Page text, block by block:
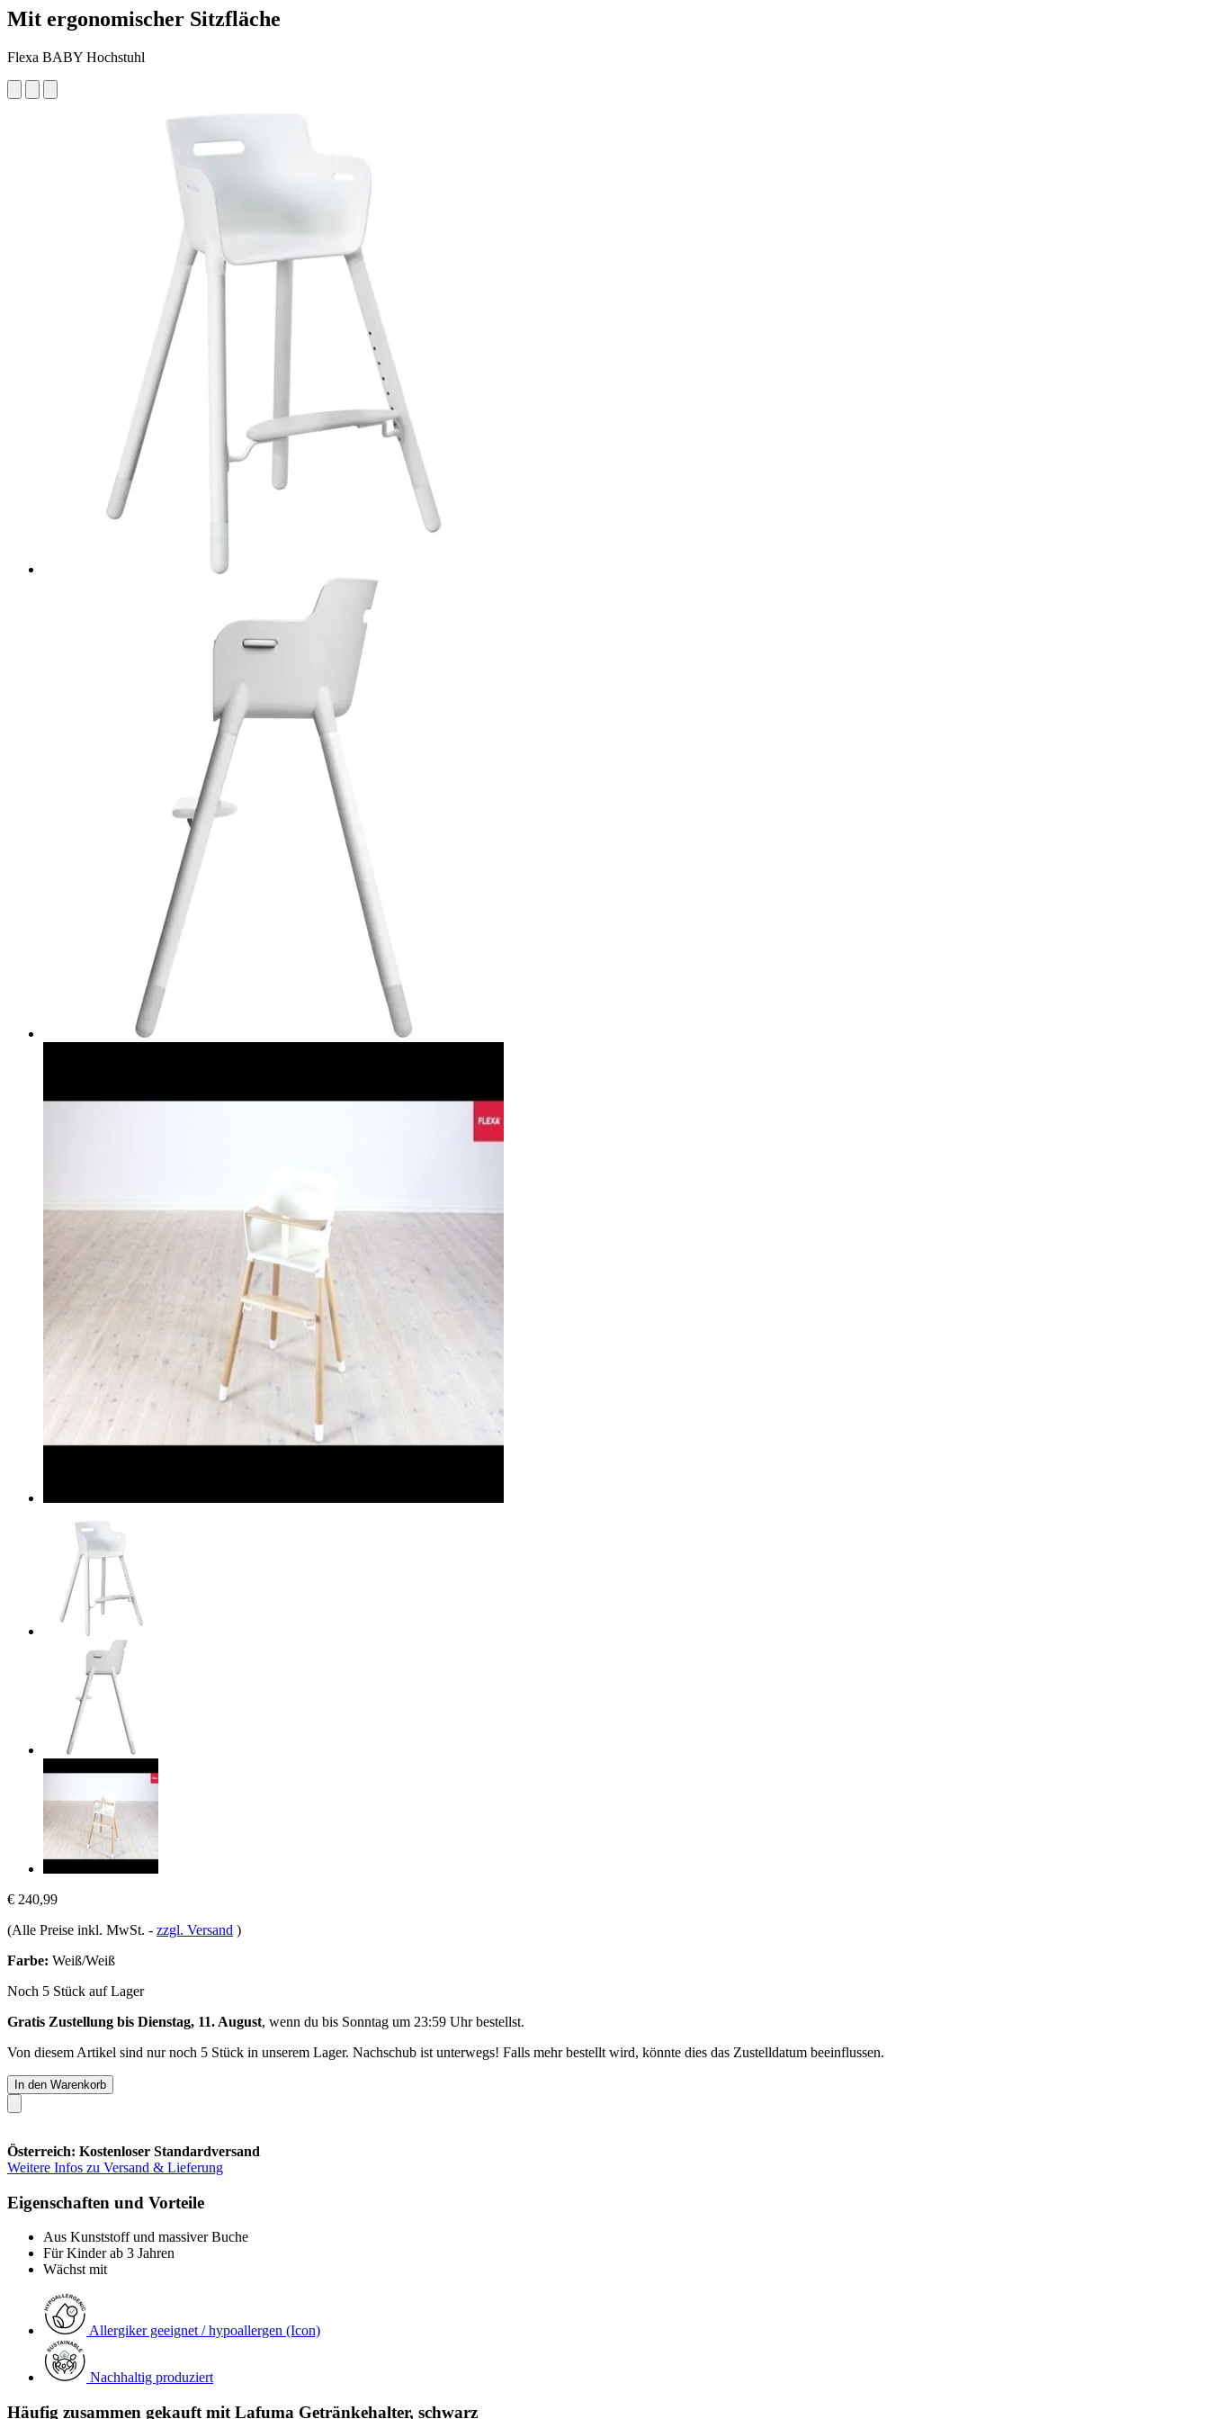
Mit ergonomischer Sitzfläche
Flexa BABY Hochstuhl
€ 240,99
(Alle Preise inkl. MwSt. - zzgl. Versand )
Farbe: Weiß/Weiß
Noch 5 Stück auf Lager
Gratis Zustellung bis Dienstag, 11. August, wenn du bis Sonntag um 23:59 Uhrbestellst.
Von diesem Artikel sind nur noch 5 Stück in unserem Lager. Nachschub ist unterwegs! Falls mehr bestellt wird, könnte dies das Zustelldatum beeinflussen.
In den Warenkorb
Österreich: Kostenloser Standardversand
Weitere Infos zu Versand & Lieferung
Eigenschaften und Vorteile
Aus Kunststoff und massiver Buche
Für Kinder ab 3 Jahren
Wächst mit
Allergiker geeignet / hypoallergen (Icon)
Nachhaltig produziert
Häufig zusammen gekauft mit Lafuma Getränkehalter, schwarz